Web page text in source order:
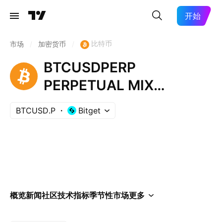
开始
市场 加密货币 比特币
BTCUSDPERP
PERPETUAL MIX
CONTRACT
BTCUSD.P Bitget
概览新闻社区技术指标季节性市场更多